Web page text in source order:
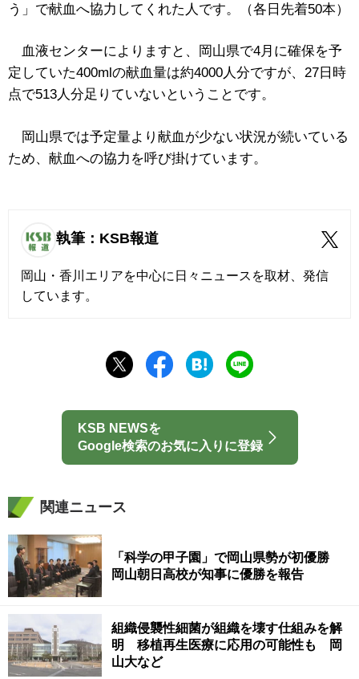
う」で献血へ協力してくれた人です。（各日先着50本）
血液センターによりますと、岡山県で4月に確保を予
定していた400mlの献血量は約4000人分ですが、27日時
点で513人分足りていないということです。
岡山県では予定量より献血が少ない状況が続いている
ため、献血への協力を呼び掛けています。
執筆：KSB報道
岡山・香川エリアを中心に日々ニュースを取材、発信
しています。
KSB NEWSを
Google検索のお気に入りに登録
関連ニュース
「科学の甲子園」で岡山県勢が初優勝
岡山朝日高校が知事に優勝を報告
組織侵襲性細菌が組織を壊す仕組みを解
明 移植再生医療に応用の可能性も 岡
山大など